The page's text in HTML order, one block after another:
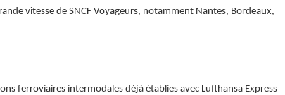
vitesse de SNCF Voyageurs, notamment Nantes, Bordeaux,
ferroviaires intermodales déjà établies avec Lufthansa Express